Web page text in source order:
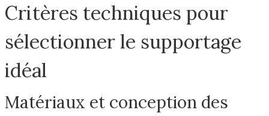
Critères techniques pour
sélectionner le supportage
idéal
Matériaux et conception des